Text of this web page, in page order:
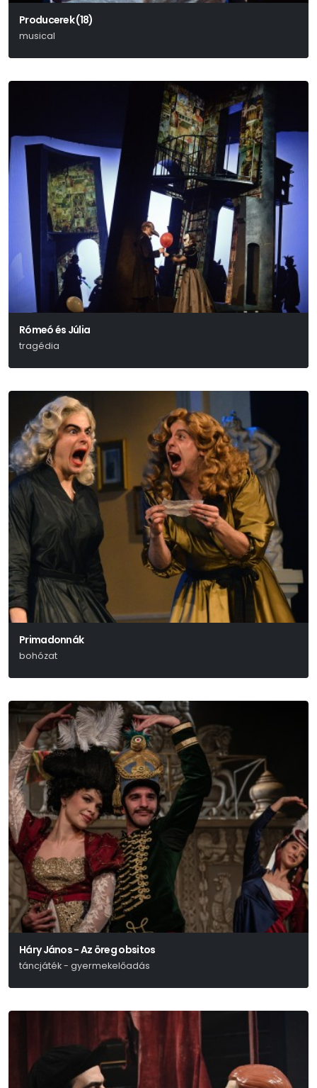
Producerek (18)
musical
Rómeó és Júlia
tragédia
Primadonnák
bohózat
Háry János - Az öreg obsitos
táncjáték - gyermekelőadás